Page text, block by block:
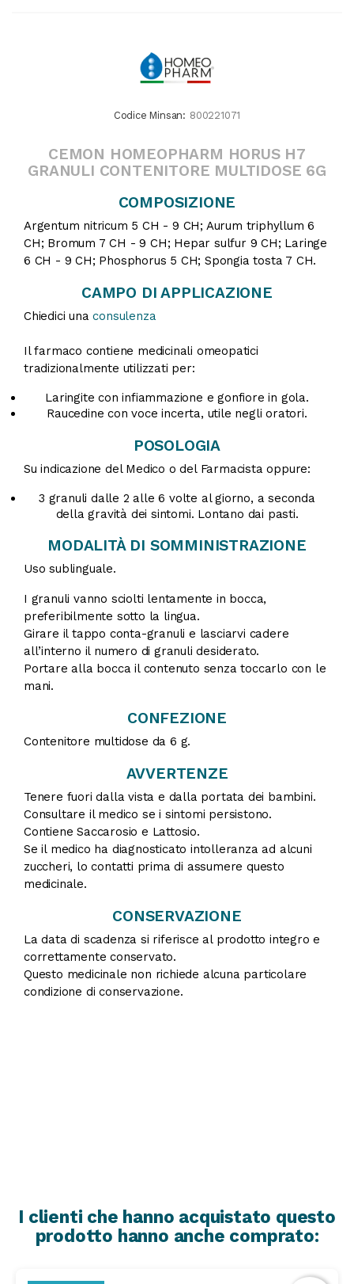
Codice Minsan: 800221071
CEMON HOMEOPHARM HORUS H7
GRANULI CONTENITORE MULTIDOSE 6G
COMPOSIZIONE
Argentum nitricum 5 CH - 9 CH; Aurum triphyllum 6
CH; Bromum 7 CH - 9 CH; Hepar sulfur 9 CH; Laringe
6 CH - 9 CH; Phosphorus 5 CH; Spongia tosta 7 CH.
CAMPO DI APPLICAZIONE
Chiedici unaconsulenza
Il farmaco contiene medicinali omeopatici
tradizionalmente utilizzati per:
Laringite con infiammazione e gonfiore in gola.
Raucedine con voce incerta, utile negli oratori.
POSOLOGIA
Su indicazione del Medico o del Farmacista oppure:
3 granuli dalle 2 alle 6 volte al giorno, a seconda
della gravità dei sintomi. Lontano dai pasti.
MODALITÀ DI SOMMINISTRAZIONE
Uso sublinguale.
I granuli vanno sciolti lentamente in bocca,
preferibilmente sotto la lingua.
Girare il tappo conta-granuli e lasciarvi cadere
all’interno il numero di granuli desiderato.
Portare alla bocca il contenuto senza toccarlo con le
mani.
CONFEZIONE
Contenitore multidose da 6 g.
AVVERTENZE
Tenere fuori dalla vista e dalla portata dei bambini.
Consultare il medico se i sintomi persistono.
Contiene Saccarosio e Lattosio.
Se il medico ha diagnosticato intolleranza ad alcuni
zuccheri, lo contatti prima di assumere questo
medicinale.
CONSERVAZIONE
La data di scadenza si riferisce al prodotto integro e
correttamente conservato.
Questo medicinale non richiede alcuna particolare
condizione di conservazione.
I clienti che hanno acquistato questo
prodotto hanno anche comprato: